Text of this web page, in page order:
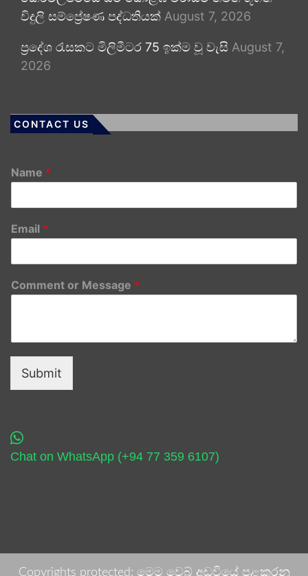
විදුලි සම්ප්‍රේෂණ පද්ධතියක් August 7, 2026
ප්‍රදේශ රැසකට මිලිමීටර 75 ඉක්ම වූ වැසි August 7,
2026
CONTACT US
Name *
Email *
Comment or Message *
Submit
Chat on WhatsApp (+94 77 359 6107)
Copyrights protected: මෙම වෙබ් අඩවියේ පළකරනු